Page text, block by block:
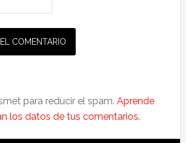
para reducir el spam. Aprende
los datos de tus comentarios.